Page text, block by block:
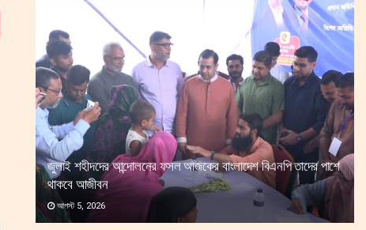
জুলাই শহীদদের আন্দোলনের ফসল আজকের বাংলাদেশ বিএনপি তাদের পাশে
থাকবে আজীবন
আগস্ট 5, 2026